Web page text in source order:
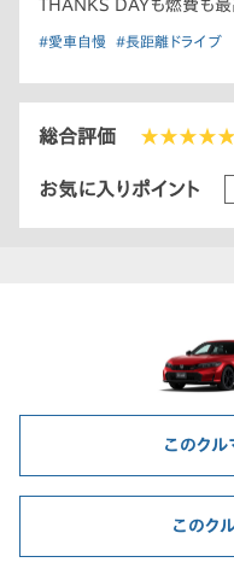
THANKS DAYも燃費も最
#愛車自慢 #長距離ドライブ
総合評価 ★★★★★
お気に入りポイント
このクル
このク